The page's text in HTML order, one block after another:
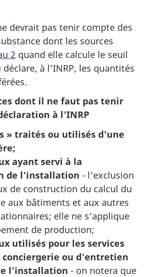
devrait pas tenir compte des
dont les sources
2 quand elle calcule le seuil
à l'INRP, les quantités
dont il ne faut pas tenir
à l'INRP
» traités ou utilisés d'une
ayant servi à la
de l'installation - l'exclusion
de construction du calcul du
aux bâtiments et aux autres
elle ne s'applique
de production;
utilisés pour les services
conciergerie ou d'entretien
l'installation - on notera que